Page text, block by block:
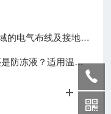
电气布线及接地要求
液？适用温度解析